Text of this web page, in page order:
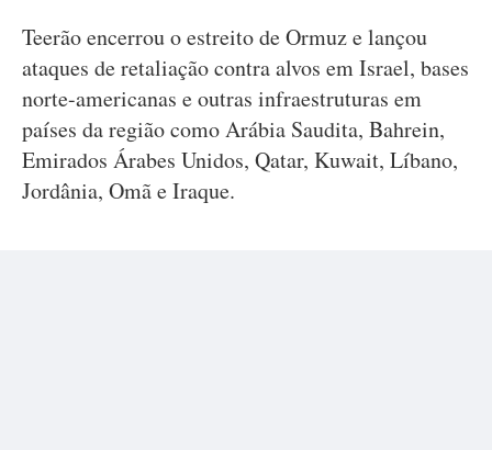
Teerão encerrou o estreito de Ormuz e lançou
ataques de retaliação contra alvos em Israel, bases
norte-americanas e outras infraestruturas em
países da região como Arábia Saudita, Bahrein,
Emirados Árabes Unidos, Qatar, Kuwait, Líbano,
Jordânia, Omã e Iraque.